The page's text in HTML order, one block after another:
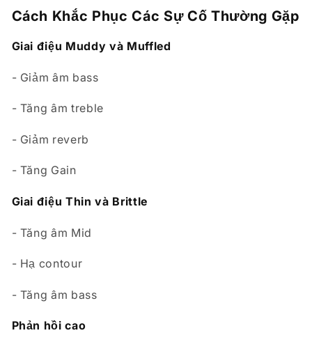
Cách Khắc Phục Các Sự Cố Thường Gặp
Giai điệu Muddy và Muffled
- Giảm âm bass
- Tăng âm treble
- Giảm reverb
- Tăng Gain
Giai điệu Thin và Brittle
- Tăng âm Mid
- Hạ contour
- Tăng âm bass
Phản hồi cao